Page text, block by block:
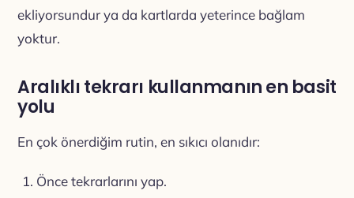
ekliyorsundur ya da kartlarda yeterince bağlam
yoktur.
Aralıklı tekrarı kullanmanın en basit
yolu
En çok önerdiğim rutin, en sıkıcı olanıdır:
Önce tekrarlarını yap.